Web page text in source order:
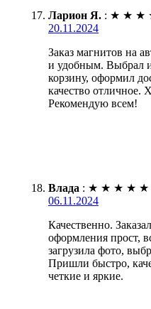
Ларион Я. : ★ ★ ★
20.11.2024
Заказ магнитов на
и удобным. Выбрал
корзину, оформил
качество отличное.
Рекомендую всем!
Влада : ★ ★ ★ ★ ★
06.11.2024
Качественно.
оформления прост,
загрузила фото,
Пришли быстро,
четкие и яркие.